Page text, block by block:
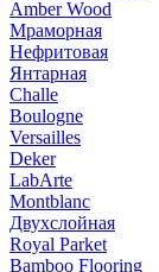
Amber Wood
Мраморная
Нефритовая
Янтарная
Challe
Boulogne
Versailles
Deker
LabArte
Montblanc
Двухслойная
Royal Parket
Bamboo Flooring